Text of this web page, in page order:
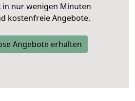
in nur wenigen Minuten
kostenfreie Angebote.
Angebote erhalten